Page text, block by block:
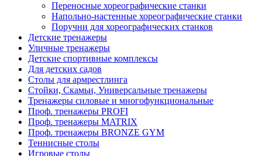
Переносные хореографические станки
Напольно-настенные хореографические станки
Поручни для хореографических станков
Детские тренажеры
Уличные тренажеры
Детские спортивные комплексы
Для детских садов
Столы для армрестлинга
Стойки, Скамьи, Универсальные тренажеры
Тренажеры силовые и многофункциональные
Проф. тренажеры PROFI
Проф. тренажеры MATRIX
Проф. тренажеры BRONZE GYM
Теннисные столы
Игровые столы